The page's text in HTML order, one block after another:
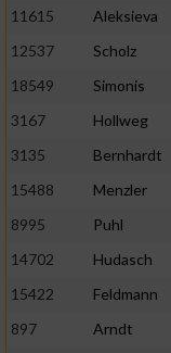
11615
Aleksieva
12537
Scholz
18549
Simonis
3167
Hollweg
3135
Bernhardt
15488
Menzler
8995
Puhl
14702
Hudasch
15422
Feldmann
897
Arndt